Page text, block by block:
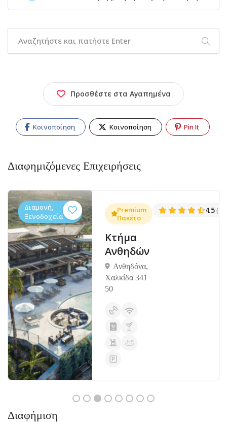
Προσθέστε στα Αγαπημένα
Κοινοποίηση Κοινοποίηση Pin It
Διαφημιζόμενες Επιχειρήσεις
(1381)
Διαμονή,
Ξενοδοχεία
Premium
Πακέτο
Κτήμα
Ανθηδών
Ανθηδόνα,
Χαλκίδα 341
50
4.5
Διαφήμιση